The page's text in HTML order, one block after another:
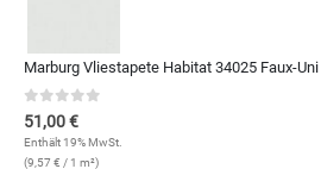
Marburg Vliestapete Habitat 34025 Faux-
0out of 5
51,00€
Enthält 19% MwSt.
(9,57 € / 1 m²)